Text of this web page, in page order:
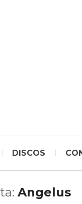
DISCOS
Angelus